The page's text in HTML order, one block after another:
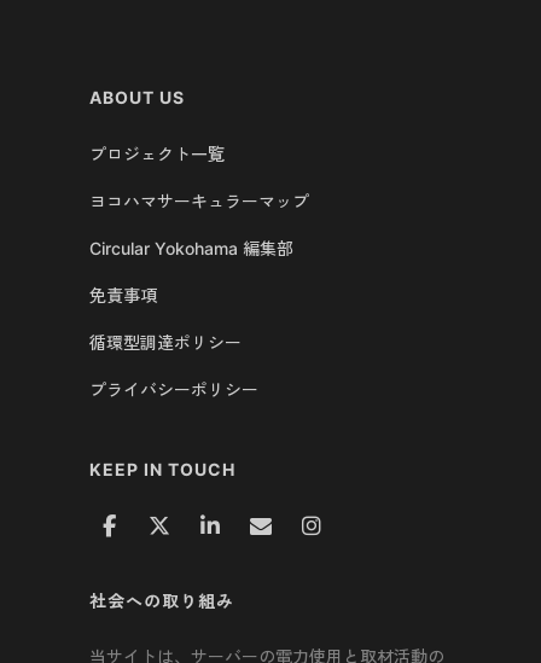
ABOUT US
プロジェクト一覧
ヨコハマサーキュラーマップ
Circular Yokohama 編集部
免責事項
循環型調達ポリシー
プライバシーポリシー
KEEP IN TOUCH
社会への取り組み
当サイトは、サーバーの電力使用と取材活動の